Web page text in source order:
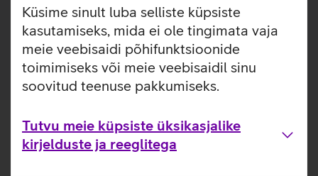
Küsime sinult luba selliste küpsiste
kasutamiseks, mida ei ole tingimata vaja
meie veebisaidi põhifunktsioonide
toimimiseks või meie veebisaidil sinu
soovitud teenuse pakkumiseks.
Tutvu meie küpsiste üksikasjalike
kirjelduste ja reeglitega
Toiteadapter minimeerib ooterežiimi võimsust 20 mW'lt
5 mW'le, suurendades energiasäästu kuni 75%.